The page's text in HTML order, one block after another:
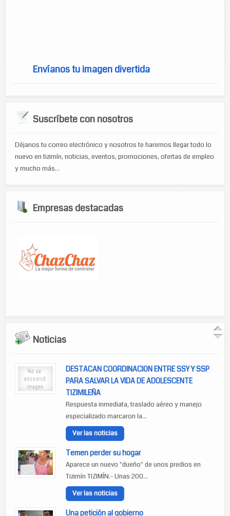
Envíanos tu imagen divertida
Suscríbete con nosotros
Déjanos tu correo electrónico y nosotros te haremos llegar todo lo
nuevo en tizimín, noticias, eventos, promociones, ofertas de empleo
y mucho más...
Empresas destacadas
Noticias
DESTACAN COORDINACION ENTRE SSY Y SSP
PARA SALVAR LA VIDA DE ADOLESCENTE
TIZIMILEÑA
Respuesta inmediata, traslado aéreo y manejo
especializado marcaron la...
Ver las noticias
Temen perder su hogar
Aparece un nuevo "dueño" de unos predios en
Tizimín TIZIMÍN.- Unas 200...
Ver las noticias
Una petición al gobierno